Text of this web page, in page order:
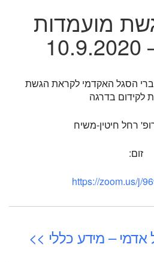
מועמדות
הסגל האקדמי לקראת הגשת
לקידום בדרגה
רחל חיטין-משיח
זום:
https://zoom.us/j/
אדמי – מידע כללי >>